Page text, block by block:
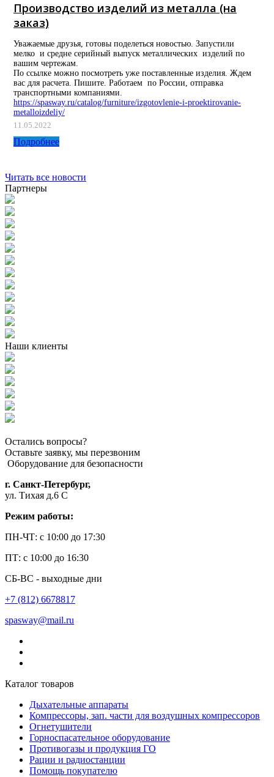
Производство изделий из металла (на
заказ)
Уважаемые друзья, готовы поделеться новостью. Запустили
мелко и средне серийный выпуск металлических изделий по
вашим чертежам.
По ссылке можно посмотреть уже поставленные изделия. Ждем
вас для расчета. Пишите. Работаем по России, отправка
транспортными компаниями.
https://spasway.ru/catalog/furniture/izgotovlenie-i-proektirovanie-
metalloizdeliy/
11.05.2022
Подробнее
Читать все новости
Партнеры
Наши клиенты
Остались вопросы?
Оставьте заявку, мы перезвоним
Оборудование для безопасности
г. Санкт-Петербург,
ул. Тихая д.6 С
Режим работы:
ПН-ЧТ: с 10:00 до 17:30
ПТ: с 10:00 до 16:30
СБ-ВС - выходные дни
+7 (812) 6678817
spasway@mail.ru
Каталог товаров
Дыхательные аппараты
Компрессоры, зап. части для воздушных компрессоров
Огнетушители
Горноспасательное оборудование
Противогазы и продукция ГО
Рации и радиостанции
Помощь покупателю